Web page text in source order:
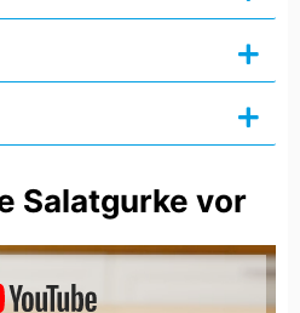
Salatgurke vor